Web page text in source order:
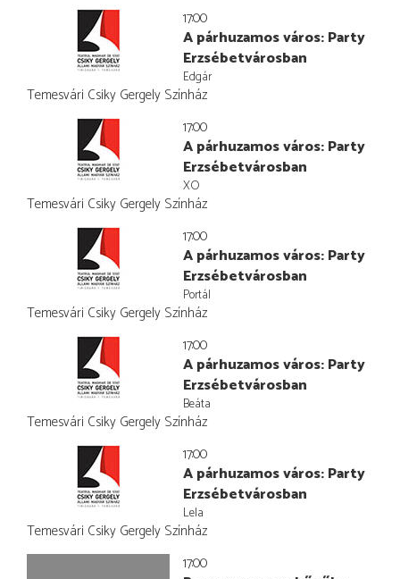
17:00
A párhuzamos város: Party
Erzsébetvárosban
Edgár
Temesvári Csiky Gergely Színház
17:00
A párhuzamos város: Party
Erzsébetvárosban
XO
Temesvári Csiky Gergely Színház
17:00
A párhuzamos város: Party
Erzsébetvárosban
Portál
Temesvári Csiky Gergely Színház
17:00
A párhuzamos város: Party
Erzsébetvárosban
Beáta
Temesvári Csiky Gergely Színház
17:00
A párhuzamos város: Party
Erzsébetvárosban
Lela
Temesvári Csiky Gergely Színház
17:00